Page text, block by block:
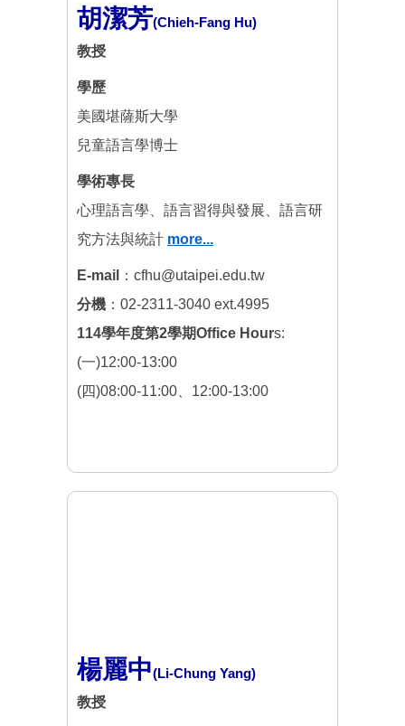
胡潔芳(Chieh-Fang Hu)
教授
學歷
美國堪薩斯大學
兒童語言學博士
學術專長
心理語言學、語言習得與發展、語言研
究方法與統計 more...
E-mail
：cfhu@utaipei.edu.tw
分機 ：02-2311-3040 ext.4995
114學年度第2學期Office Hours:
(一)12:00-13:00
(四)08:00-11:00、12:00-13:00
楊麗中(Li-Chung Yang)
教授